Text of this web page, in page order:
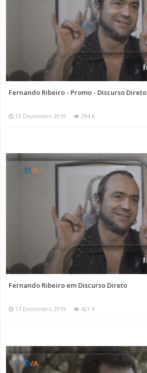
Fernando Ribeiro - Promo - Discurso Direto
13 Dezembro 2019 294 K
Fernando Ribeiro em Discurso Direto
17 Dezembro 2019 421 K